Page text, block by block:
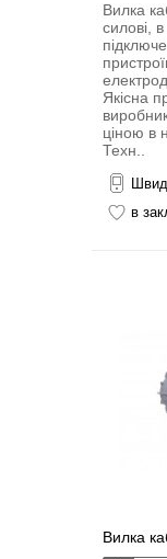
Вилка
силові,
Якісна
ціною в
Техн..
в
Вилка